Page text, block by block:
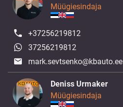
Müügiesindaja
+37256219812
37256219812
mark.sevtsenko@kbauto.ee
Deniss Urmaker
Müügiesindaja